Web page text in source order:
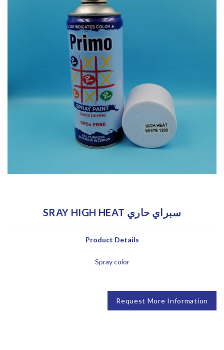
SRAY HIGH HEAT سبراي حاري
Product Details
Spray color
Request More Information